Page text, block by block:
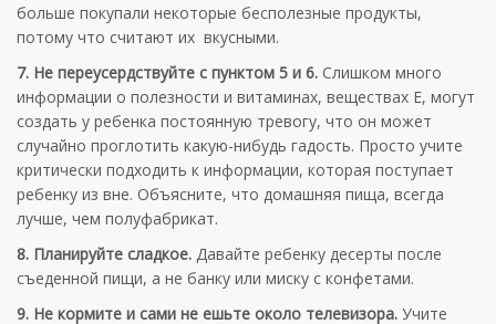
больше покупали некоторые бесполезные продукты,
потому что считают их вкусными.
7. Не переусердствуйте с пунктом 5 и 6. Слишком много
информации о полезности и витаминах, веществах Е, могут
создать у ребенка постоянную тревогу, что он может
случайно проглотить какую-нибудь гадость. Просто учите
критически подходить к информации, которая поступает
ребенку из вне. Объясните, что домашняя пища, всегда
лучше, чем полуфабрикат.
8. Планируйте сладкое. Давайте ребенку десерты после
съеденной пищи, а не банку или миску с конфетами.
9. Не кормите и сами не ешьте около телевизора. Учите